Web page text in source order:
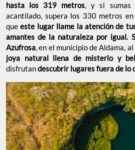
hasta los 319 metros, y si sumas
acantilado, supera los 330 metros
queeste lugar llame la atención de
amantes de la naturaleza por igual.
Azufrosa, en el municipio de Aldama,
joya natural llena de misterio y
disfrutandescubrir lugares fuera de lo